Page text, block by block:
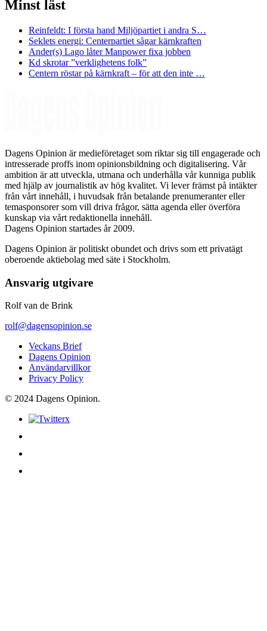
Minst läst
Reinfeldt: I första hand Miljöpartiet i andra S…
Seklets energi: Centerpartiet sågar kärnkraften
Ander(s) Lago låter Manpower fixa jobben
Kd skrotar ”verklighetens folk”
Centern röstar på kärnkraft – för att den inte …
Dagens Opinion är medieföretaget som riktar sig till engagerade och
intresserade proffs inom opinionsbildning och digitalisering. Vår
ambition är att utveckla, utmana och underhålla vår kunniga publik
med hjälp av journalistik av hög kvalitet. Vi lever främst på intäkter
från vårt innehåll, i huvudsak från betalande prenumeranter eller
temasponsorer som vill driva frågor, sätta agenda eller överföra
kunskap via vårt redaktionella innehåll.
Dagens Opinion startades år 2009.
Dagens Opinion är politiskt obundet och drivs som ett privatägt
oberoende aktiebolag med säte i Stockholm.
Ansvarig utgivare
Rolf van de Brink
rolf@dagensopinion.se
Veckans Brief
Dagens Opinion
Användarvillkor
Privacy Policy
© 2024 Dagens Opinion.